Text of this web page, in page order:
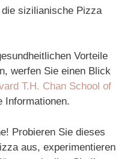
sizilianische Pizza
Vorteile
werfen Sie einen Blick
T.H. Chan School of
Informationen.
Probieren Sie dieses
aus, experimentieren